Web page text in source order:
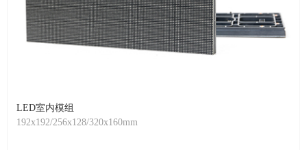
LED室内模组
192x192/256x128/320x160mm